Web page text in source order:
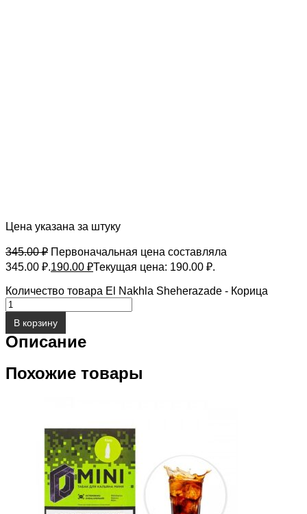
Цена указана за штуку
345.00₽ Первоначальная цена составляла
345.00 ₽.190.00 ₽Текущая цена: 190.00 ₽.
Количество товара El Nakhla Sheherazade - Корица
В корзину
Описание
Похожие товары